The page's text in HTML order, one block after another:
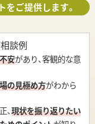
をご提供します。
談例
安があり、客観的な意
の見極め方がわから
、現状を振り返りたい